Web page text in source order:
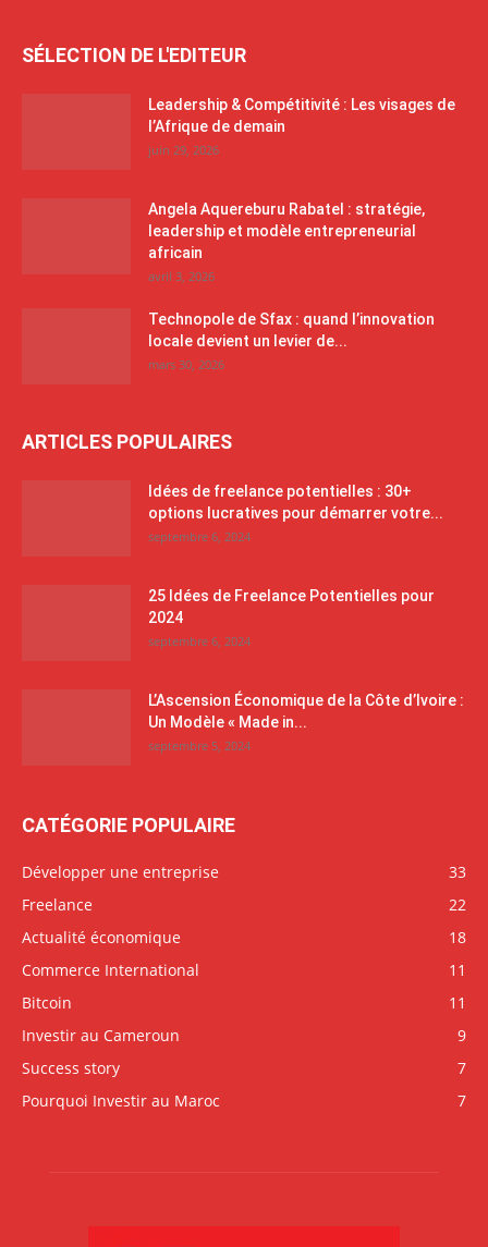
SÉLECTION DE L'EDITEUR
Leadership & Compétitivité : Les visages de
l’Afrique de demain
juin 29, 2026
Angela Aquereburu Rabatel : stratégie,
leadership et modèle entrepreneurial
africain
avril 3, 2026
Technopole de Sfax : quand l’innovation
locale devient un levier de...
mars 30, 2026
ARTICLES POPULAIRES
Idées de freelance potentielles : 30+
options lucratives pour démarrer votre...
septembre 6, 2024
25 Idées de Freelance Potentielles pour
2024
septembre 6, 2024
L’Ascension Économique de la Côte d’Ivoire :
Un Modèle « Made in...
septembre 5, 2024
CATÉGORIE POPULAIRE
Développer une entreprise
33
Freelance
22
Actualité économique
18
Commerce International
11
Bitcoin
11
Investir au Cameroun
9
Success story
7
Pourquoi Investir au Maroc
7